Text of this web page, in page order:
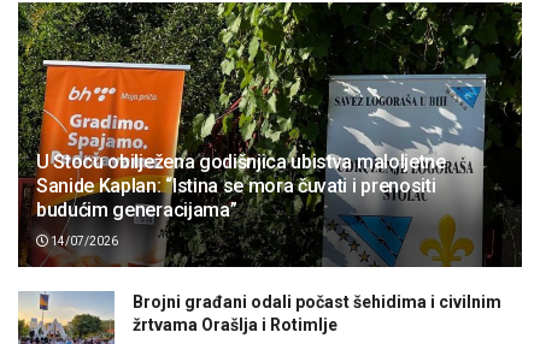
U Stocu obilježena godišnjica ubistva maloljetne
Sanide Kaplan: “Istina se mora čuvati i prenositi
budućim generacijama”
14/07/2026
Brojni građani odali počast šehidima i civilnim
žrtvama Orašlja i Rotimlje